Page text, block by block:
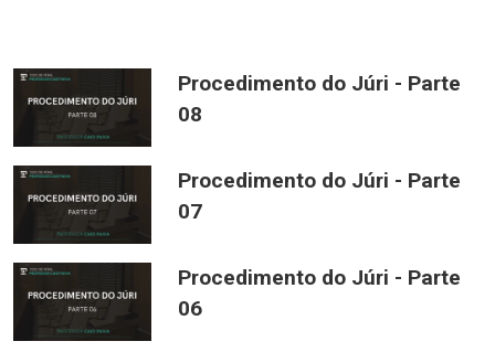
Procedimento do Júri - Parte
08
Procedimento do Júri - Parte
07
Procedimento do Júri - Parte
06